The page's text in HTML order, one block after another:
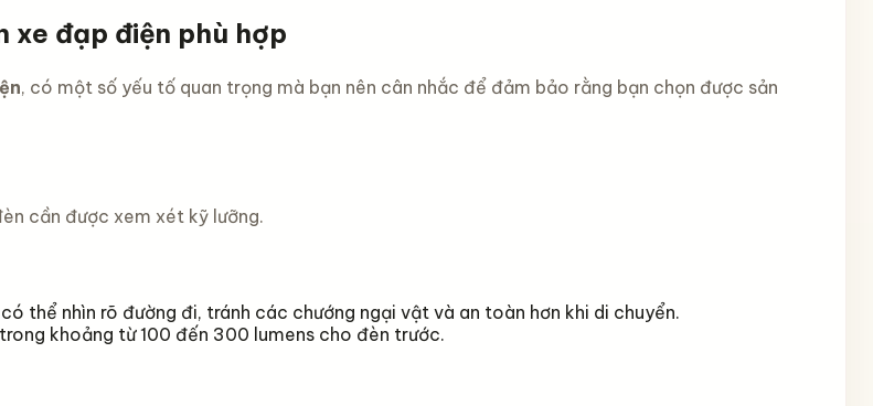
xe đạp điện phù hợp
, có một số yếu tố quan trọng mà bạn nên cân nhắc để đảm bảo rằng bạn chọn được sản
cần được xem xét kỹ lưỡng.
thể nhìn rõ đường đi, tránh các chướng ngại vật và an toàn hơn khi di chuyển.
khoảng từ 100 đến 300 lumens cho đèn trước.